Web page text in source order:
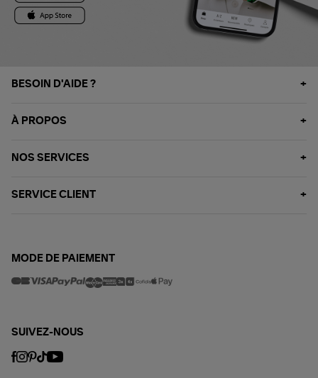
BESOIN D'AIDE ?
À PROPOS
NOS SERVICES
SERVICE CLIENT
MODE DE PAIEMENT
SUIVEZ-NOUS